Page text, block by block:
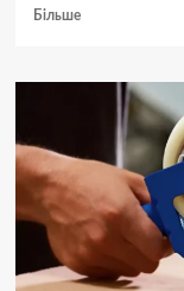
БільшеДокладніше
Eclipse
назавжди:
померла
легендарна
співачка
Бонні
Тайлер